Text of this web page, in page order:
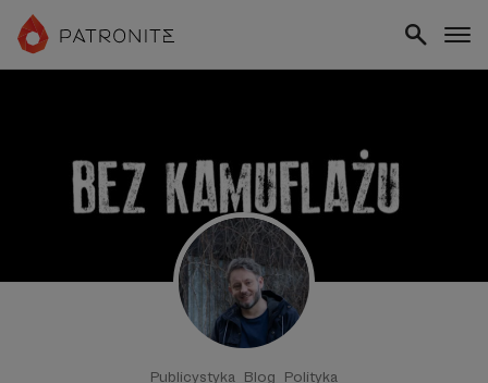
Publicystyka Blog Polityka